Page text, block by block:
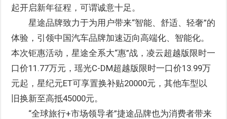
起开启新年征程，可谓诚意十足。
星途品牌致力于为用户带来“智能、舒适、轻奢”的
体验，引领中国汽车品牌加速迈向高端化、智能化。
本次钜惠活动，星途全系大“惠”战，凌云超越版限时一
口价11.77万元，瑶光C-DM超越版限时一口价13.99万
元起，星纪元ET可享置换补贴20000元，其他车型以
旧换新至高抵45000元。
“全球旅行+市场领导者”捷途品牌也为消费者带来